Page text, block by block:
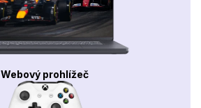
Webový prohlížeč